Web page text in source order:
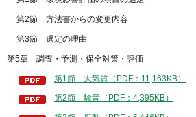
第2節 方法書からの変更内容
第3節 選定の理由
第5章 調査・予測・保全対策・評価
第1節 大気質（PDF：11,163KB）
第2節 騒音（PDF：4,395KB）